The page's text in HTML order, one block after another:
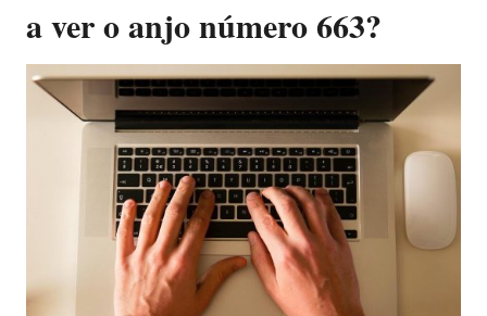
a ver o anjo número 663?